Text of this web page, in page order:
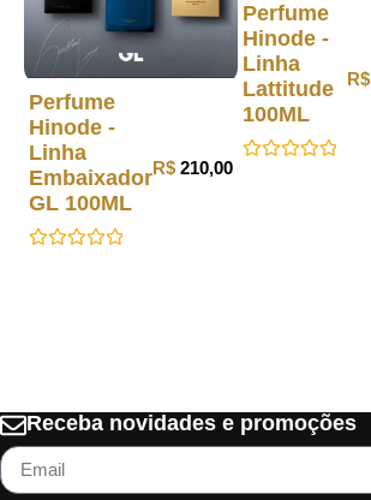
Perfume
Hinode -
Linha
Embaixador
GL 100ML
R$ 210,00
Perfume
Hinode -
Linha
Lattitude
100ML
R$
Receba novidades e promoções